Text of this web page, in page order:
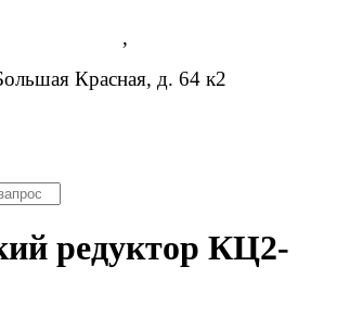
,
Красная, д. 64 к2
редуктор КЦ2-